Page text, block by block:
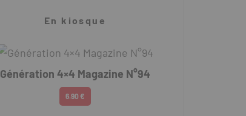
En kiosque
Génération 4×4 Magazine N°94
6.90 €